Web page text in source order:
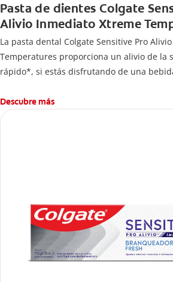
Pasta de dientes Colgate
Alivio Inmediato Xtreme
La pasta dental Colgate Sensitive Pro
Temperatures proporciona un alivio de la
rápido*, si estás disfrutando de una
Descubre más